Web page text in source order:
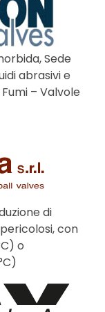
Sede
abrasivi e
– Valvole
di
con
o